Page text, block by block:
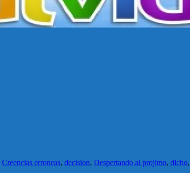
Creencias erroneas, decision, Despertando al projimo, dicho,